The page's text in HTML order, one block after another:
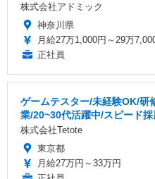
株式会社アドミック
神奈川県
月給27万1,000円～29万
正社員
ゲームテスター/未経験OK/研
業/20~30代活躍中/スピード採
株式会社Tetote
東京都
月給27万円～33万円